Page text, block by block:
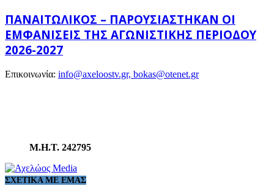
ΠΑΝΑΙΤΩΛΙΚΌΣ – ΠΑΡΟΥΣΙΆΣΤΗΚΑΝ ΟΙ
ΕΜΦΑΝΊΣΕΙΣ ΤΗΣ ΑΓΩΝΙΣΤΙΚΉΣ ΠΕΡΙΌΔΟΥ
2026-2027
Επικοινωνία: info@axeloostv.gr, bokas@otenet.gr
Μ.Η.Τ. 242795
ΣΧΕΤΙΚΆ ΜΕ ΕΜΆΣ